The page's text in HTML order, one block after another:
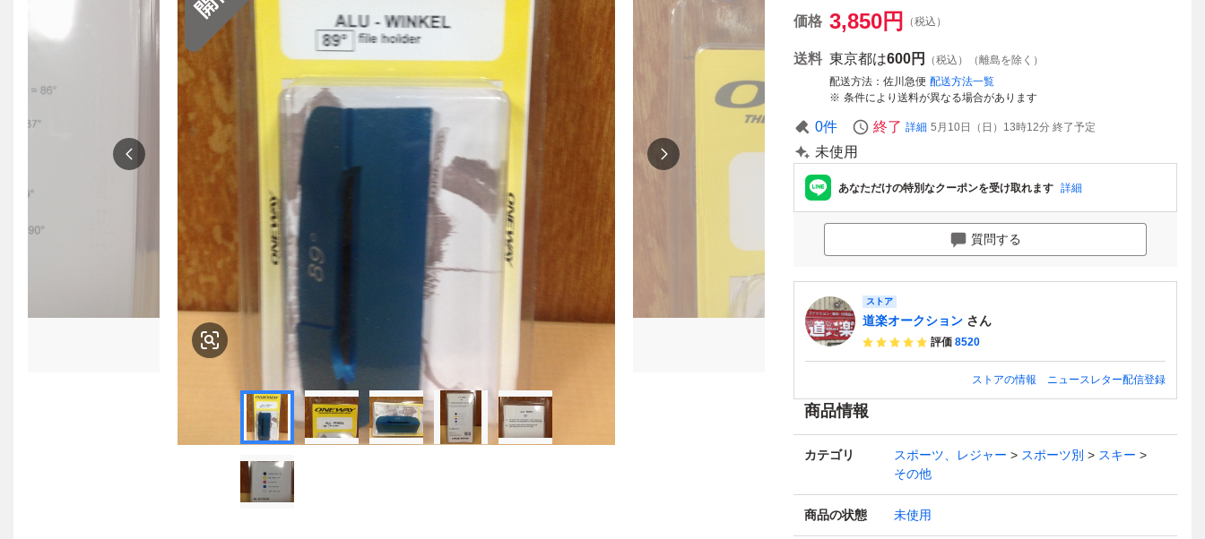
価格 3,850円 （税込）
送料 東京都は600円
（税込）（離島を除く）
配送方法
佐川急便 配送方法一覧
条件により送料が異なる場合があります
0件 終了 詳細 5月10日（日）13時12分 終了予定
未使用
あなただけの特別なクーポンを受け取れます 詳細
質問する
ストア
道楽オークション さん
評価 8520
ストアの情報 ニュースレター配信登録
商品情報
カテゴリ スポーツ、レジャー スポーツ別
スキー
その他
商品の状態 未使用